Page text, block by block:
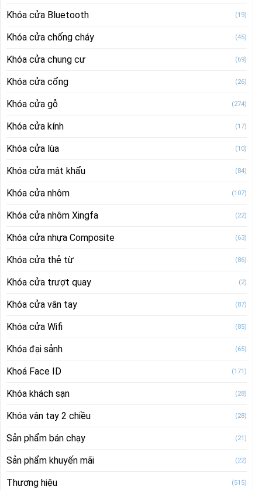
Khóa cửa Bluetooth (19)
Khóa cửa chống cháy (45)
Khóa cửa chung cư (69)
Khóa cửa cổng (26)
Khóa cửa gỗ (274)
Khóa cửa kính (17)
Khóa cửa lùa (10)
Khóa cửa mật khẩu (84)
Khóa cửa nhôm (107)
Khóa cửa nhôm Xingfa (22)
Khóa cửa nhựa Composite (63)
Khóa cửa thẻ từ (86)
Khóa cửa trượt quay (2)
Khóa cửa vân tay (87)
Khóa cửa Wifi (85)
Khóa đại sảnh (65)
Khoá Face ID (171)
Khóa khách sạn (28)
Khóa vân tay 2 chiều (28)
Sản phẩm bán chạy (21)
Sản phẩm khuyến mãi (22)
Thương hiệu (515)